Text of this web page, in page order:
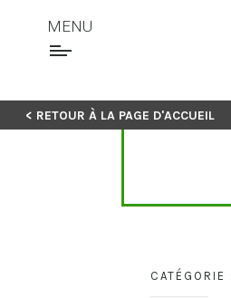
Skip
MENU
< RETOUR À LA PAGE D'ACCUEIL
CATÉGORIE